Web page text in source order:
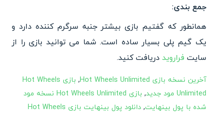
جمع بندی:
همانطور که گفتیم بازی بیشتر جنبه سرگرم کننده دارد و
یک گیم پلی بسیار ساده است. شما می توانید بازی را از
سایت فراروید دریافت کنید.
آخرین نسخه بازی Hot Wheels Unlimited ,
بازی Hot Wheels
Unlimited مود جدید
,
بازی Hot Wheels Unlimited نسخه مود
شده با پول بینهایت,
دانلود پول بینهایت بازی Hot Wheels